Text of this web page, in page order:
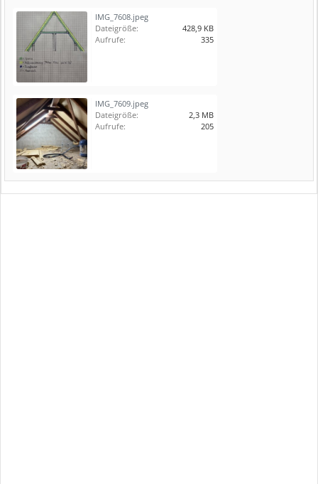
IMG_7608.jpeg
Dateigröße:
428,9 KB
Aufrufe:
335
IMG_7609.jpeg
Dateigröße:
2,3 MB
Aufrufe:
205